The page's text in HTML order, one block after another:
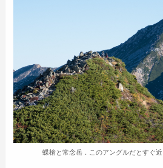
蝶槍と常念岳．このアングルだとすぐ